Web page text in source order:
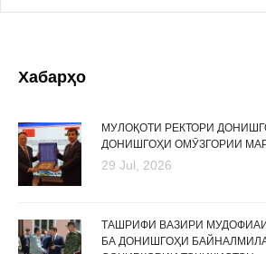
Хабарҳо
МУЛОҚОТИ РЕКТОРИ
ДОНИШГОҲИ ОМӮЗГОРИИ
29 Jul, 2026
ТАШРИФИ ВАЗИРИ
БА ДОНИШГОҲИ